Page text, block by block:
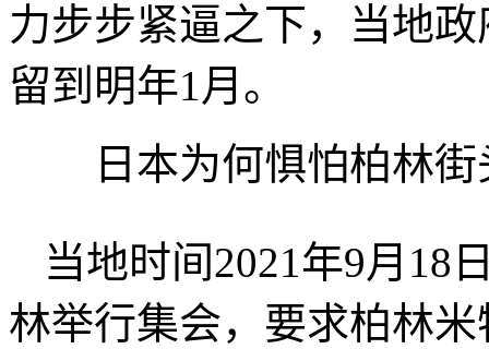
力步步紧逼之下，当地
留到明年1月。
日本为何惧怕柏林街
当地时间2021年9月18
林举行集会，要求柏林